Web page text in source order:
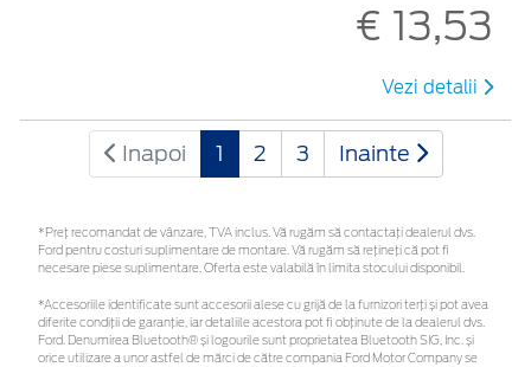
€ 13,53
Vezi detalii
Inapoi 1 2 3 Inainte
*Preţ recomandat de vânzare, TVA inclus. Vă rugăm să contactaţi dealerul dvs.
Ford pentru costuri suplimentare de montare. Vă rugăm să rețineți că pot fi
necesare piese suplimentare. Oferta este valabilă în limita stocului disponibil.
*Accesoriile identificate sunt accesorii alese cu grijă de la furnizori terți și pot avea
diferite condiții de garanție, iar detaliile acestora pot fi obținute de la dealerul dvs.
Ford. Denumirea Bluetooth® și logourile sunt proprietatea Bluetooth SIG, Inc. și
orice utilizare a unor astfel de mărci de către compania Ford Motor Company se